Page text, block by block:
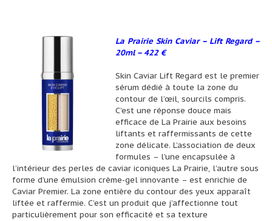
La Prairie Skin Caviar – Lift Regard –
20ml – 422 €
Skin Caviar Lift Regard est le premier
sérum dédié à toute la zone du
contour de l’œil, sourcils compris.
C’est une réponse douce mais
efficace de La Prairie aux besoins
liftants et raffermissants de cette
zone délicate. L’association de deux
formules – l’une encapsulée à
l’intérieur des perles de caviar iconiques La Prairie, l’autre sous
forme d’une émulsion crème-gel innovante – est enrichie de
Caviar Premier. La zone entière du contour des yeux apparaît
liftée et raffermie. C’est un produit que j’affectionne tout
particulièrement pour son efficacité et sa texture